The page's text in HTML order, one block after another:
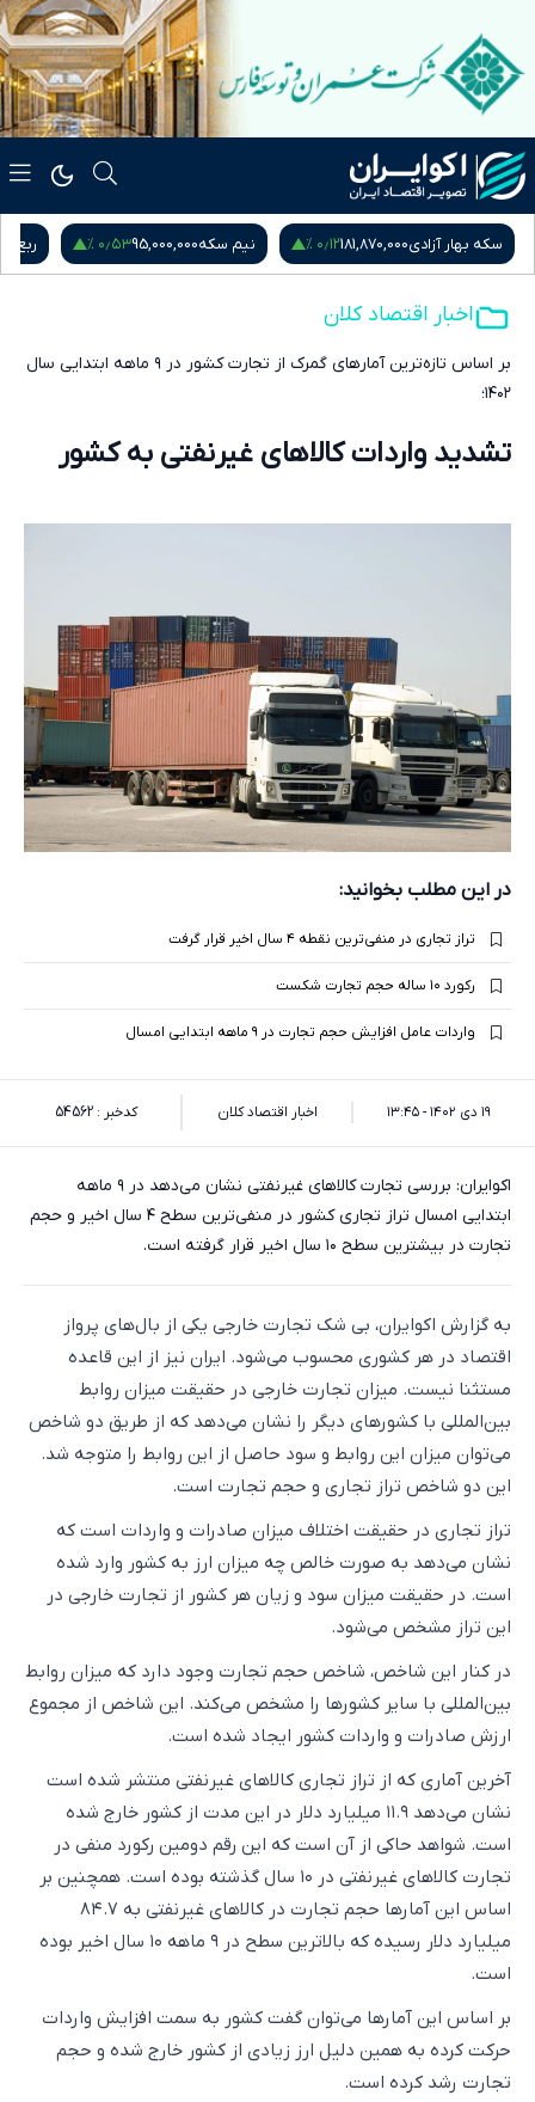
۰٫۱۲ % نیم سکه95,000,000۰٫۵۳ % ربع سکه53,000,000۰٫۹۵ %
اخبار اقتصاد کلان
بر اساس تازه‌ترین آمارهای گمرک از تجارت کشور در ۹ ماهه ابتدایی سال
۱۴۰۲؛
تشدید واردات کالاهای غیرنفتی به کشور
در این مطلب بخوانید:
تراز تجاری در منفی‌ترین نقطه ۴ سال اخیر قرار گرفت
رکورد ۱۰ ساله حجم تجارت شکست
واردات عامل افزایش حجم تجارت در ۹ ماهه ابتدایی امسال
۱۹ دی ۱۴۰۲ - ۱۳:۴۵ اخبار اقتصاد کلان کدخبر : 54562
اکوایران: بررسی‌ تجارت کالاهای غیرنفتی نشان می‌دهد در ۹ ماهه
ابتدایی امسال تراز تجاری کشور در منفی‌ترین سطح ۴ سال اخیر و حجم
تجارت در بیشترین سطح ۱۰ سال اخیر قرار گرفته است.
به گزارش اکوایران، بی شک تجارت خارجی یکی از بال‌های پرواز
اقتصاد در هر کشوری محسوب می‌شود. ایران نیز از این قاعده
مستثنا نیست. میزان تجارت خارجی در حقیقت میزان روابط
بین‌المللی با کشورهای دیگر را نشان می‌دهد که از طریق دو شاخص
می‌توان میزان این روابط و سود حاصل از این روابط را متوجه شد.
این دو شاخص تراز تجاری و حجم تجارت است.
تراز تجاری در حقیقت اختلاف میزان صادرات و واردات است که
نشان می‌دهد به صورت خالص چه میزان ارز به کشور وارد شده
است. در حقیقت میزان سود و زیان هر کشور از تجارت خارجی در
این تراز مشخص می‌شود.
در کنار این شاخص، شاخص حجم تجارت وجود دارد که میزان روابط
بین‌المللی با سایر کشورها را مشخص می‌کند. این شاخص از مجموع
ارزش صادرات و واردات کشور ایجاد شده است.
آخرین آماری که از تراز تجاری کالاهای غیرنفتی منتشر شده است
نشان می‌دهد ۱۱.۹ میلیارد دلار در این مدت از کشور خارج شده
است. شواهد حاکی از آن است که این رقم دومین رکورد منفی در
تجارت کالاهای غیرنفتی در ۱۰ سال گذشته بوده است. همچنین بر
اساس این آمارها حجم تجارت در کالاهای غیرنفتی به ۸۴.۷
میلیارد دلار رسیده که بالاترین سطح در ۹ ماهه ۱۰ سال اخیر بوده
است.
بر اساس این آمارها می‌توان گفت کشور به سمت افزایش واردات
حرکت کرده به همین دلیل ارز زیادی از کشور خارج شده و حجم
تجارت رشد کرده است.